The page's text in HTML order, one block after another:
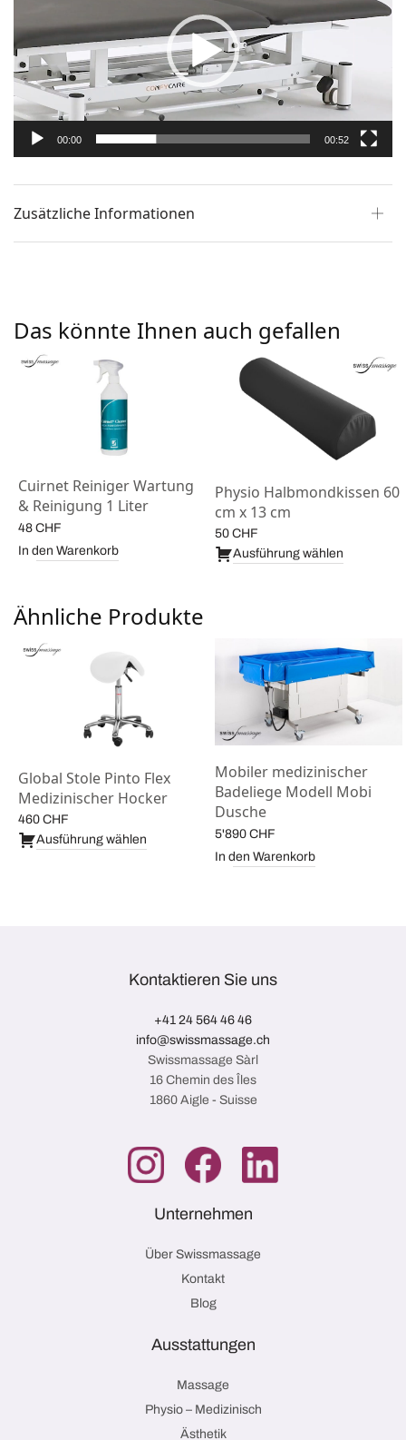
00:00 00:52
Zusätzliche Informationen
Das könnte Ihnen auch gefallen
Cuirnet Reiniger Wartung
& Reinigung 1 Liter
48 CHF
In den Warenkorb
Physio Halbmondkissen 60
cm x 13 cm
50 CHF
Ausführung wählen
Ähnliche Produkte
Global Stole Pinto Flex
Medizinischer Hocker
460 CHF
Ausführung wählen
Mobiler medizinischer
Badeliege Modell Mobi
Dusche
5'890 CHF
In den Warenkorb
Kontaktieren Sie uns
+41 24 564 46 46
info@swissmassage.ch
Swissmassage Sàrl
16 Chemin des Îles
1860 Aigle - Suisse
Unternehmen
Über Swissmassage
Kontakt
Blog
Ausstattungen
Massage
Physio – Medizinisch
Ästhetik